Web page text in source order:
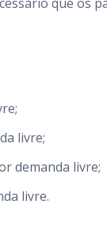
livre;
demanda livre;
livre.